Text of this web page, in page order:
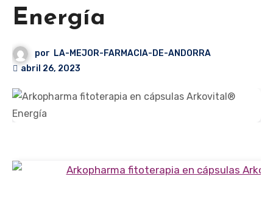
Energía
por LA-MEJOR-FARMACIA-DE-ANDORRA
abril 26, 2023